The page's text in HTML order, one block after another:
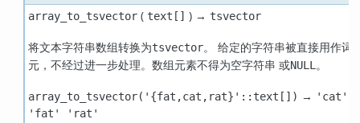
array_to_tsvector( text[] ) → tsvector
将文本字符串数组转换为tsvector。 给定的字符串被直接用作词
元，不经过进一步处理。数组元素不得为空字符串 或NULL 。
array_to_tsvector('{fat,cat,rat}'::text[]) →
'cat'
'fat' 'rat'